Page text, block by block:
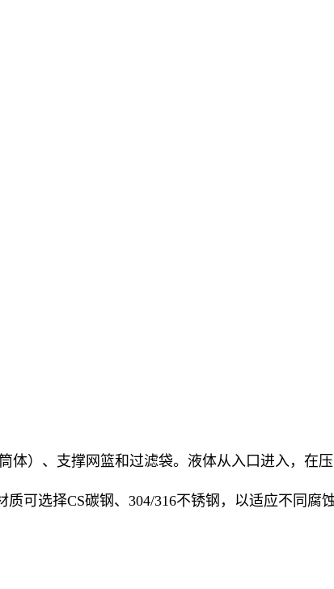
）、支撑网篮和过滤袋。液体从入口进入，在
可选择CS碳钢、304/316不锈钢，以适应不同腐